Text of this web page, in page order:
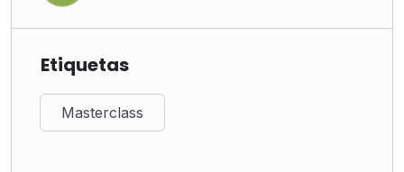
Etiquetas
Masterclass